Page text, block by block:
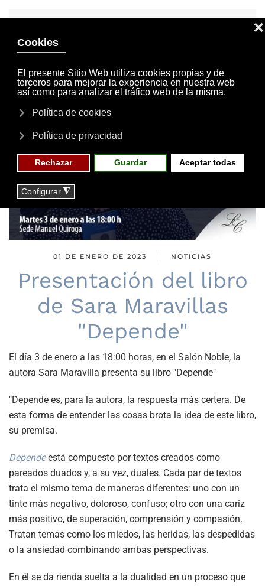
INVITACIONES
MI CUENTA
01 DE ENERO DE 2023 NOTICIAS
Presentación del libro
de Sara Maravillas
"Depende"
El día 3 de enero a las 18:00 horas, en el Salón Noble, la
autora Sara Maravilla presenta su libro "Depende"
"Depende es, para la autora, la respuesta más certera. De
esta forma de entender las cosas brota la idea de este libro,
su premisa.
Dependeestá compuesto por textos creados como
pareados duados y, a su vez, duales. Cada par de textos
trata el mismo tema de maneras diferentes: uno con un
tinte más negativo, doloroso, confuso; otro con una cariz
más positivo, de superación, comprensión y compasión.
Tratan temas como los miedos, las heridas, las despedidas
o la ansiedad combinando ambas perspectivas.
En él se da rienda suelta a la dualidad en un proceso que